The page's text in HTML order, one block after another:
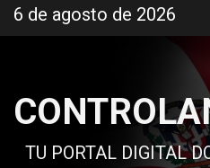
al
6 de agosto de 2026
TU PORTAL DIGITAL